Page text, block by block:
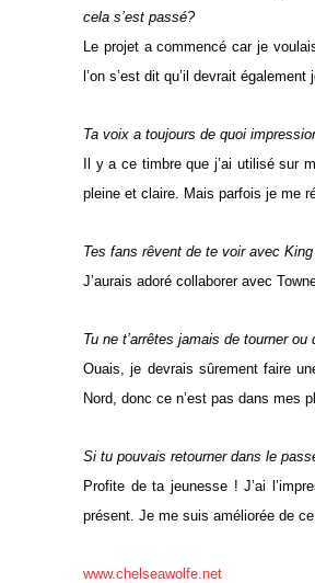
cela s’est passé?
Le projet a commencé car je
l’on s’est dit qu’il devrait
Ta voix a toujours de quoi
Il y a ce timbre que j’ai utilisé sur
pleine et claire. Mais parfois je me
Tes fans rêvent de te voir avec
J’aurais adoré collaborer avec
Tu ne t’arrêtes jamais de tourner
Ouais, je devrais sûrement faire
Nord, donc ce n’est pas dans mes
Si tu pouvais retourner dans le
Profite de ta jeunesse ! J’ai
présent. Je me suis améliorée de
www.chelseawolfe.net